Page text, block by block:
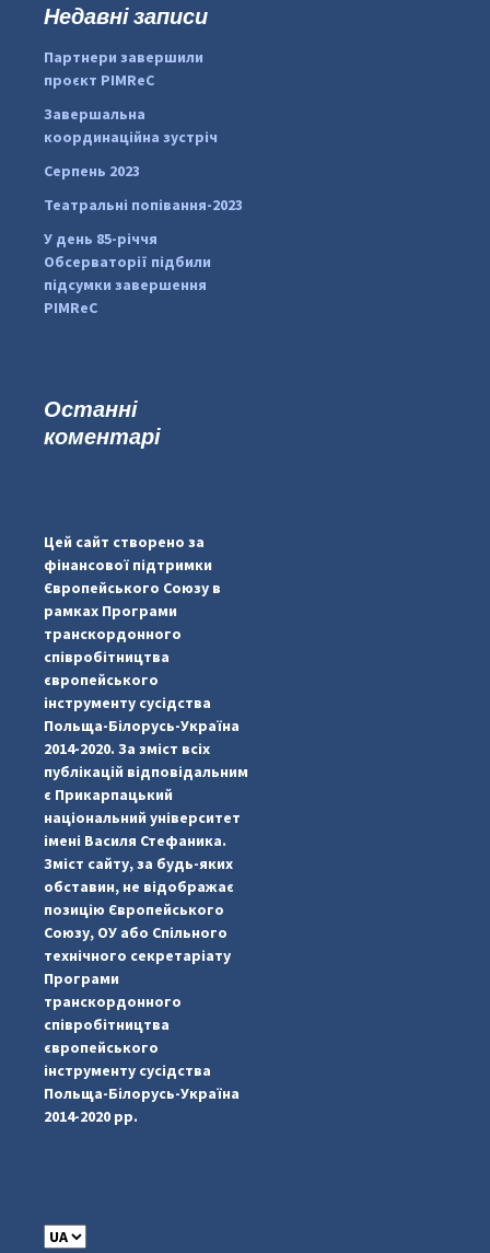
#PipIvanToday
pimrec_project
#PipIvanToday
:Недавні записи
Партнери завершили
проєкт PIMReC
Завершальна
координаційна зустріч
Серпень 2023
Театральні попівання-2023
У день 85-річчя
Обсерваторії підбили
підсумки завершення
PIMReC
Останні
коментарі
Цей сайт створено за
фінансової підтримки
Європейського Союзу в
рамках Програми
транскордонного
співробітництва
європейського
інструменту сусідства
Польща-Білорусь-Україна
2014-2020. За зміст всіх
публікацій відповідальним
є Прикарпацький
національний університет
імені Василя Стефаника.
Зміст сайту, за будь-яких
обставин, не відображає
позицію Європейського
Союзу, ОУ або Спільного
технічного секретаріату
Програми
транскордонного
співробітництва
європейського
інструменту сусідства
Польща-Білорусь-Україна
2014-2020 рр.
C